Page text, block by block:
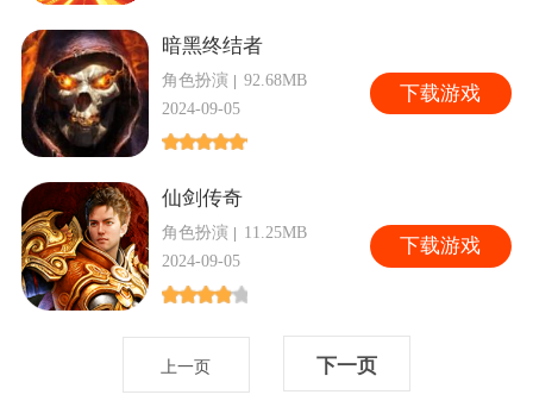
暗黑终结者
角色扮演
92.68MB
2024-09-05
下载游戏
仙剑传奇
角色扮演
11.25MB
2024-09-05
下载游戏
上一页 下一页